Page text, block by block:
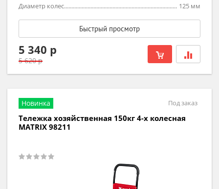
Диаметр колес
125 мм
Быстрый просмотр
5 340 р
5 620 р
Новинка Под заказ
Тележка хозяйственная 150кг 4-х колесная
MATRIX 98211